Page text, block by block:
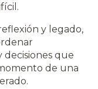
y legado,
que
de una